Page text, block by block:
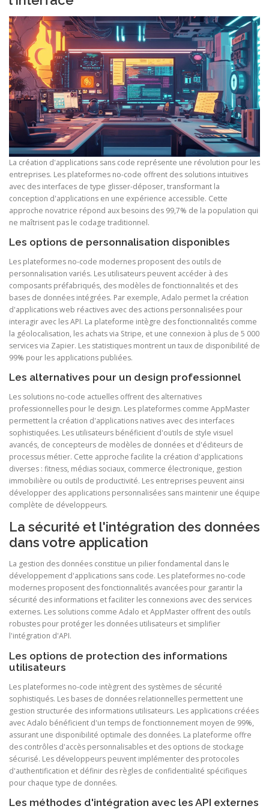
La création d'applications sans code représente une révolution pour les
entreprises. Les plateformes no-code offrent des solutions intuitives
avec des interfaces de type glisser-déposer, transformant la
conception d'applications en une expérience accessible. Cette
approche novatrice répond aux besoins des 99,7% de la population qui
ne maîtrisent pas le codage traditionnel.
Les options de personnalisation disponibles
Les plateformes no-code modernes proposent des outils de
personnalisation variés. Les utilisateurs peuvent accéder à des
composants préfabriqués, des modèles de fonctionnalités et des
bases de données intégrées. Par exemple, Adalo permet la création
d'applications web réactives avec des actions personnalisées pour
interagir avec les API. La plateforme intègre des fonctionnalités comme
la géolocalisation, les achats via Stripe, et une connexion à plus de 5 000
services via Zapier. Les statistiques montrent un taux de disponibilité de
99% pour les applications publiées.
Les alternatives pour un design professionnel
Les solutions no-code actuelles offrent des alternatives
professionnelles pour le design. Les plateformes comme AppMaster
permettent la création d'applications natives avec des interfaces
sophistiquées. Les utilisateurs bénéficient d'outils de style visuel
avancés, de concepteurs de modèles de données et d'éditeurs de
processus métier. Cette approche facilite la création d'applications
diverses : fitness, médias sociaux, commerce électronique, gestion
immobilière ou outils de productivité. Les entreprises peuvent ainsi
développer des applications personnalisées sans maintenir une équipe
complète de développeurs.
La sécurité et l'intégration des données
dans votre application
La gestion des données constitue un pilier fondamental dans le
développement d'applications sans code. Les plateformes no-code
modernes proposent des fonctionnalités avancées pour garantir la
sécurité des informations et faciliter les connexions avec des services
externes. Les solutions comme Adalo et AppMaster offrent des outils
robustes pour protéger les données utilisateurs et simplifier
l'intégration d'API.
Les options de protection des informations
utilisateurs
Les plateformes no-code intègrent des systèmes de sécurité
sophistiqués. Les bases de données relationnelles permettent une
gestion structurée des informations utilisateurs. Les applications créées
avec Adalo bénéficient d'un temps de fonctionnement moyen de 99%,
assurant une disponibilité optimale des données. La plateforme offre
des contrôles d'accès personnalisables et des options de stockage
sécurisé. Les développeurs peuvent implémenter des protocoles
d'authentification et définir des règles de confidentialité spécifiques
pour chaque type de données.
Les méthodes d'intégration avec les API externes